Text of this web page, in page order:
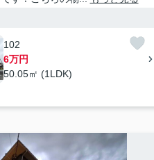
102
6万円
50.05㎡ (1LDK)